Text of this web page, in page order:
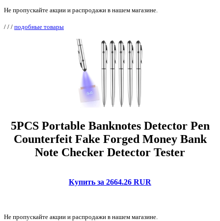
Не пропускайте акции и распродажи в нашем магазине.
/ / / подобные товары
5PCS Portable Banknotes Detector Pen
Counterfeit Fake Forged Money Bank
Note Checker Detector Tester
Купить за 2664.26 RUR
Не пропускайте акции и распродажи в нашем магазине.